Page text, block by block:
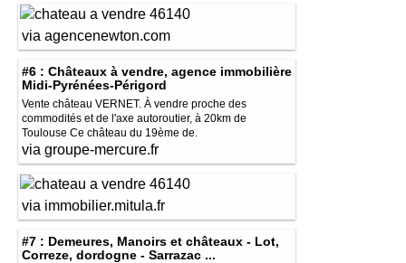
via agencenewton.com
#6 : Châteaux à vendre, agence immobilière
Midi-Pyrénées-Périgord
Vente château VERNET. À vendre proche des
commodités et de l'axe autoroutier, à 20km de
Toulouse Ce château du 19ème de.
via groupe-mercure.fr
via immobilier.mitula.fr
#7 : Demeures, Manoirs et châteaux - Lot,
Correze, dordogne - Sarrazac ...